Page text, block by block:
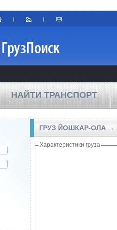
НАЙТИ ТРАНСПОРТ
ГРУЗ ЙОШКАР-ОЛА →
Характеристики груза